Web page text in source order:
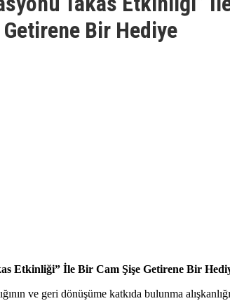
Bir Hediye
Etkinliği” İle Bir Cam Şişe Getirene Bir
ve geri dönüşüme katkıda bulunma